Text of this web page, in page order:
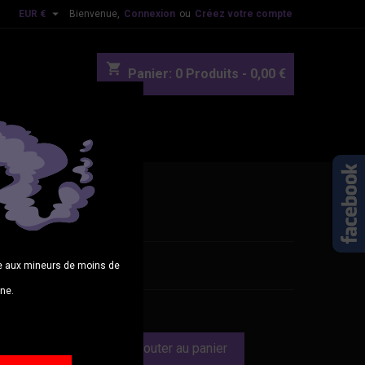
aux mineurs de moins de
Bienvenue, Connexion ou Créez votre compte
EUR € 
shopping_cart Panier: 0 Produits - 0,00 €
juteuse à l'ananas
Ajouter au panier